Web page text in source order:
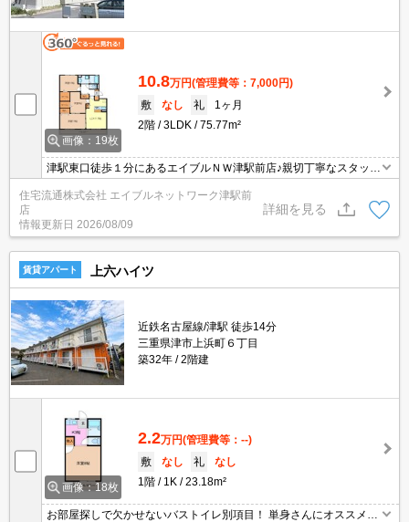
画像：19枚
10.8万円(管理費等：7,000円)
敷
なし 礼
1ヶ月
2階
3LDK 75.77m²
津駅東口徒歩１分にあるエイブルＮＷ津駅前店♪親切丁寧なスタッフ
がお客様にあったお部屋探しをしてくれます＊。お部屋探しが初め
て！と言う方も、何度もしてるよ♪と言う方も、是非一度足を運んで
住宅流通株式会社 エイブルネットワーク津駅前
店
情報更新日 2026/08/09
詳細を見る
賃貸アパート 上六ハイツ
近鉄名古屋線/津駅 徒歩14分
三重県津市上浜町６丁目
築32年
2階建
画像：18枚
2.2万円(管理費等：--)
敷
なし 礼
なし
1階
1K 23.18m²
お部屋探しで欠かせないバストイレ別項目！ 単身さんにオススメの